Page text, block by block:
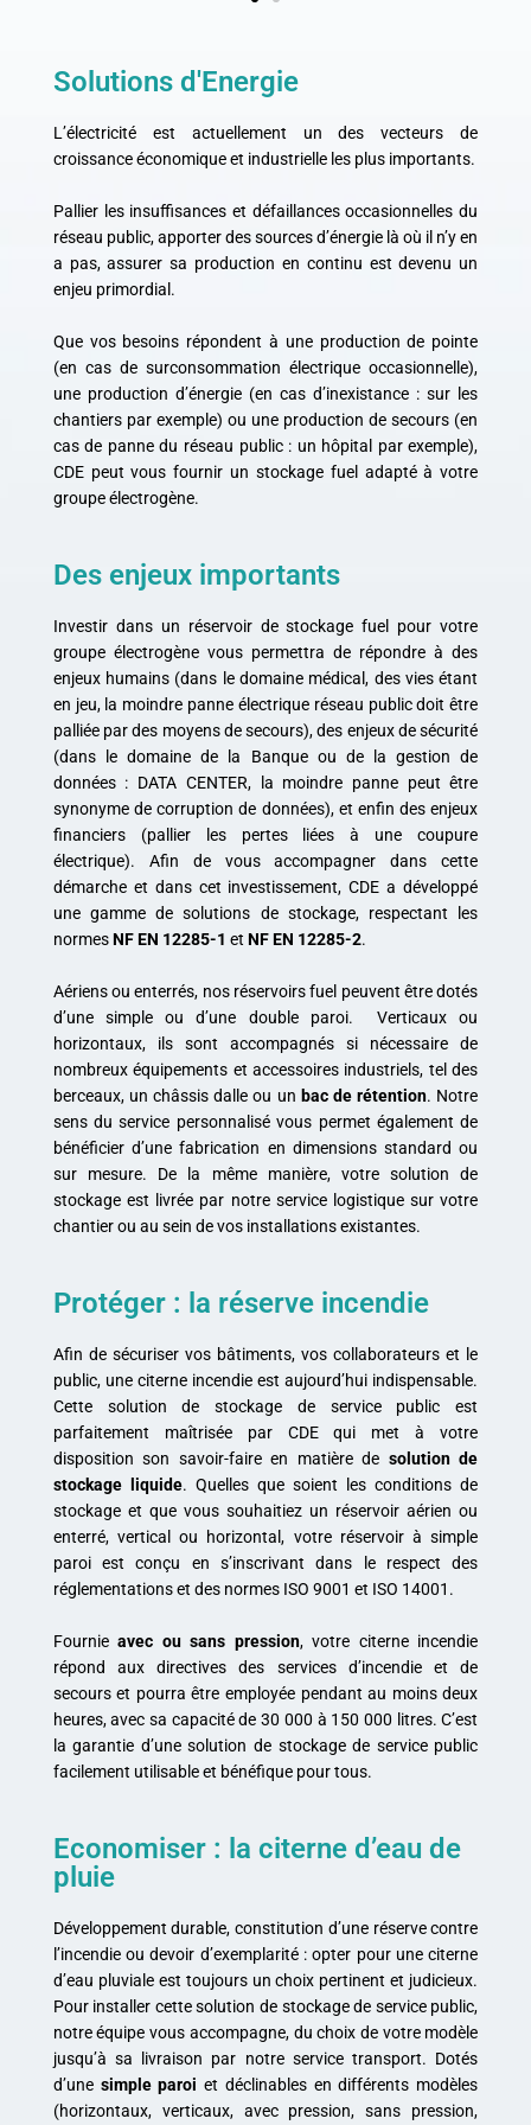
Solutions d'Energie
L’électricité est actuellement un des vecteurs de
croissance économique et industrielle les plus importants.
Pallier les insuffisances et défaillances occasionnelles du
réseau public, apporter des sources d’énergie là où il n’y en
a pas, assurer sa production en continu est devenu un
enjeu primordial.
Que vos besoins répondent à une production de pointe
(en cas de surconsommation électrique occasionnelle),
une production d’énergie (en cas d’inexistance : sur les
chantiers par exemple) ou une production de secours (en
cas de panne du réseau public : un hôpital par exemple),
CDE peut vous fournir un stockage fuel adapté à votre
groupe électrogène.
Des enjeux importants
Investir dans un réservoir de stockage fuel pour votre
groupe électrogène vous permettra de répondre à des
enjeux humains (dans le domaine médical, des vies étant
en jeu, la moindre panne électrique réseau public doit être
palliée par des moyens de secours), des enjeux de sécurité
(dans le domaine de la Banque ou de la gestion de
données : DATA CENTER, la moindre panne peut être
synonyme de corruption de données), et enfin des enjeux
financiers (pallier les pertes liées à une coupure
électrique). Afin de vous accompagner dans cette
démarche et dans cet investissement, CDE a développé
une gamme de solutions de stockage, respectant les
normesNF EN 12285-1 et NF EN 12285-2.
Aériens ou enterrés, nos réservoirs fuel peuvent être dotés
d’une simple ou d’une double paroi. Verticaux ou
horizontaux, ils sont accompagnés si nécessaire de
nombreux équipements et accessoires industriels, tel des
berceaux, un châssis dalle ou un bac de rétention. Notre
sens du service personnalisé vous permet également de
bénéficier d’une fabrication en dimensions standard ou
sur mesure. De la même manière, votre solution de
stockage est livrée par notre service logistique sur votre
chantier ou au sein de vos installations existantes.
Protéger : la réserve incendie
Afin de sécuriser vos bâtiments, vos collaborateurs et le
public, une citerne incendie est aujourd’hui indispensable.
Cette solution de stockage de service public est
parfaitement maîtrisée par CDE qui met à votre
disposition son savoir-faire en matière de solution de
stockage liquide. Quelles que soient les conditions de
stockage et que vous souhaitiez un réservoir aérien ou
enterré, vertical ou horizontal, votre réservoir à simple
paroi est conçu en s’inscrivant dans le respect des
réglementations et des normes ISO 9001 et ISO 14001.
Fournieavec ou sans pression, votre citerne incendie
répond aux directives des services d’incendie et de
secours et pourra être employée pendant au moins deux
heures, avec sa capacité de 30 000 à 150 000 litres. C’est
la garantie d’une solution de stockage de service public
facilement utilisable et bénéfique pour tous.
Economiser : la citerne d’eau de
pluie
Développement durable, constitution d’une réserve contre
l’incendie ou devoir d’exemplarité : opter pour une citerne
d’eau pluviale est toujours un choix pertinent et judicieux.
Pour installer cette solution de stockage de service public,
notre équipe vous accompagne, du choix de votre modèle
jusqu’à sa livraison par notre service transport. Dotés
d’une simple paroi et déclinables en différents modèles
(horizontaux, verticaux, avec pression, sans pression,